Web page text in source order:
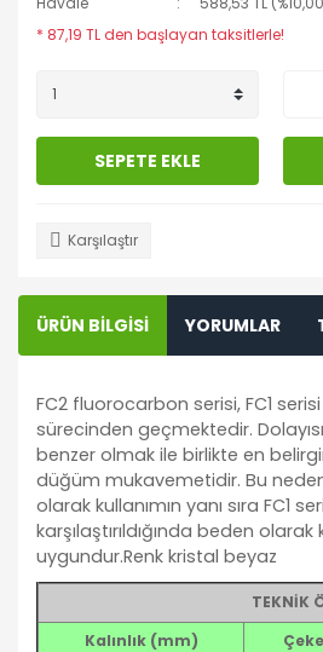
* 87,19 TL den başlayan taksitlerle!
SEPETE EKLE
Karşılaştır
ÜRÜN BİLGİSİ YORUMLAR
FC2 fluorocarbon serisi, FC1
sürecinden geçmektedir.
benzer olmak ile birlikte en
düğüm mukavemetidir. Bu
olarak kullanımın yanı sıra FC1
karşılaştırıldığında beden
uygundur.Renk kristal beyaz
TEKNİK
Kalınlık (mm)